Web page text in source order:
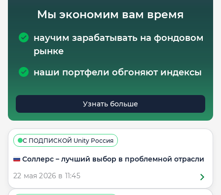
Мы экономим вам время
научим зарабатывать на фондовом
рынке
наши портфели обгоняют индексы
Узнать больше
С ПОДПИСКОЙ Unity Россия
🇷🇺 Соллерс – лучший выбор в проблемной отрасли
22 мая 2026 в 11:45